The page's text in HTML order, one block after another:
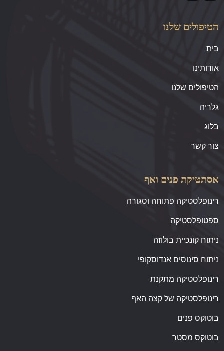
הטיפולים שלנו
בית
אודותינו
הטיפולים שלנו
גלריה
בלוג
צור קשר
אסתטיקת פנים ואף
רינופלסטיקה פתוחה וסגורה
ספטופלסטיקה
ניתוח קונכיית בולוזה
ניתוח סינוסים אנדוסקופי
רינופלסטיקה מתקנת
רינופלסטיקה של קצה האף
בוטוקס פנים
בוטוקס מסטר